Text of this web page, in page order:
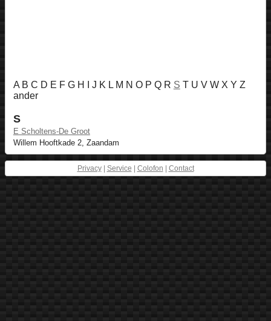
A B C D E F G H I J K L M N O P Q R S T U V W X Y Z
ander
S
E Scholtens-De Groot
Willem Hooftkade 2, Zaandam
Privacy| Service Colofon Contact